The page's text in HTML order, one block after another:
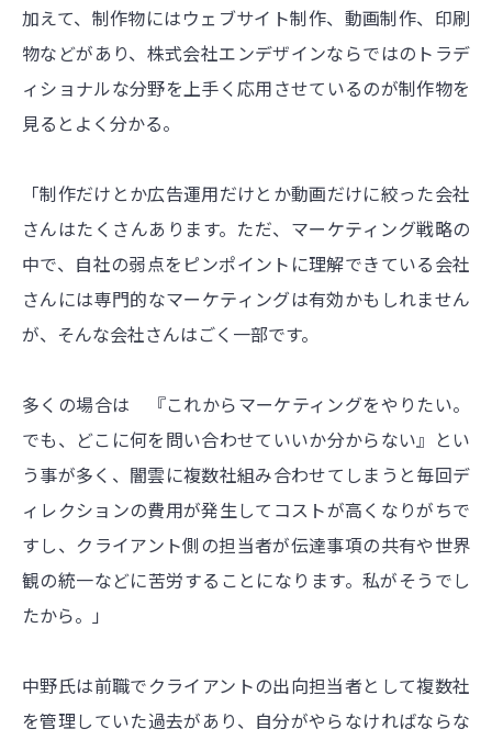
加えて、制作物にはウェブサイト制作、動画制作、印刷
物などがあり、株式会社エンデザインならではのトラデ
ィショナルな分野を上手く応用させているのが制作物を
見るとよく分かる。
「制作だけとか広告運用だけとか動画だけに絞った会社
さんはたくさんあります。ただ、マーケティング戦略の
中で、自社の弱点をピンポイントに理解できている会社
さんには専門的なマーケティングは有効かもしれません
が、そんな会社さんはごく一部です。
多くの場合は 『これからマーケティングをやりたい。
でも、どこに何を問い合わせていいか分からない』とい
う事が多く、闇雲に複数社組み合わせてしまうと毎回デ
ィレクションの費用が発生してコストが高くなりがちで
すし、クライアント側の担当者が伝達事項の共有や世界
観の統一などに苦労することになります。私がそうでし
たから。」
中野氏は前職でクライアントの出向担当者として複数社
を管理していた過去があり、自分がやらなければならな